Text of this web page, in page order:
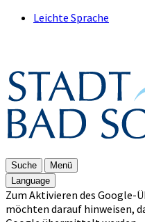
Leichte Sprache
Suche
Menü
Language
Zum Aktivieren des Google-
möchten darauf hinweisen,